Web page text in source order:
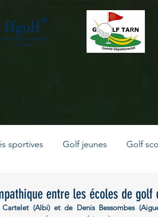
sportives Golf jeunes Golf
entre les écoles de
Cartelet (Albi) et de Denis Bessombes